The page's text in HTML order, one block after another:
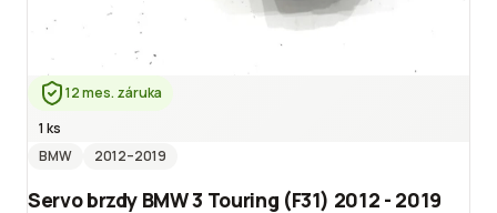
12 mes. záruka
1 ks
BMW
2012–2019
Servo brzdy BMW 3 Touring (F31) 2012 - 2019